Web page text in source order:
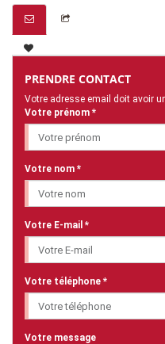
PRENDRE CONTACT
Votre adresse email doit avoir
Votre prénom *
Votre nom *
Votre E-mail *
Votre téléphone *
Votre message